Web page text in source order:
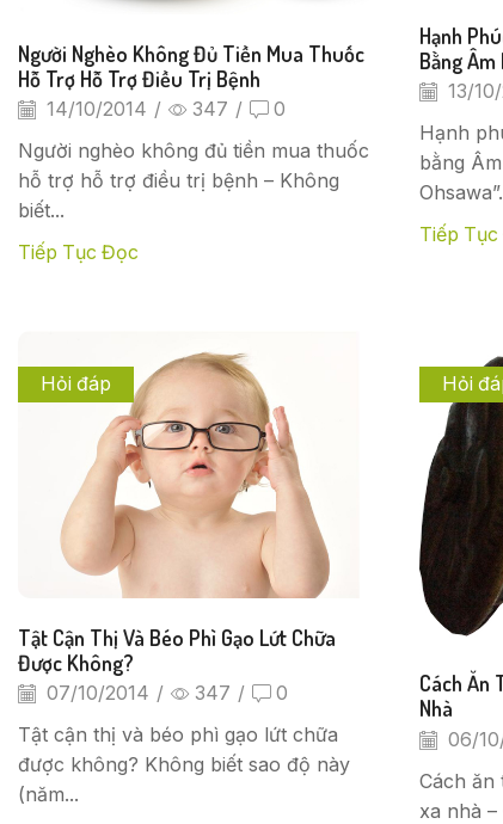
Người Nghèo Không Đủ Tiền Mua Thuốc
Hỗ Trợ Hỗ Trợ Điều Trị Bệnh
14/10/2014 / 347 / 0
Người nghèo không đủ tiền mua thuốc
hỗ trợ hỗ trợ điều trị bệnh – Không
biết...
Tiếp Tục Đọc
Hạnh
Bằng Âm
13/
Hạnh
bằng
Tiếp
Hỏi đáp
Tật Cận Thị Và Béo Phì Gạo Lứt Chữa
Được Không?
07/10/2014 / 347 / 0
Tật cận thị và béo phì gạo lứt chữa
được không? Không biết sao độ này
(năm...
Hỏi
Cách Ăn
Nhà
06/
Cách ăn
xa nhà